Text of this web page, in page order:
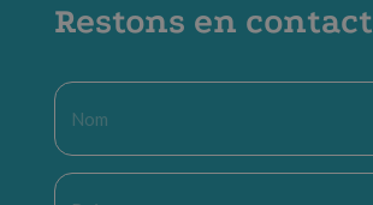
Restons en contact
Nom
Prénom